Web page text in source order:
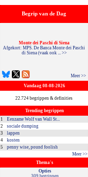
Begrip van de Dag
Meer >>
Monte dei Paschi di Siena
Afgekort: MPS. De Banca Monte dei Paschi
di Siena (vaak ook ... >>
Vandaag 08-08-2026
22.724 begrippen & definities
Trending begrippen
1
Eenzame Wolf van Wall St...
2
sociale dumping
3
lappen
4
kosten
5
penny wise, pound foolish
Meer >>
Thema's
Opties
309 begrippen